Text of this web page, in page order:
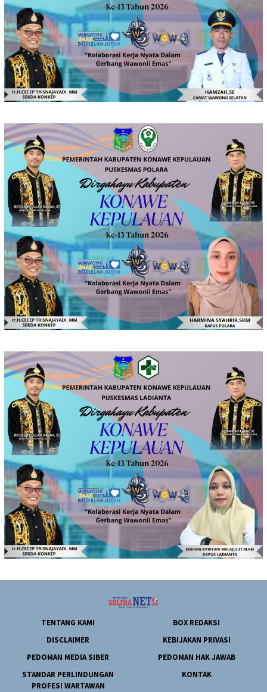
TENTANG KAMI
BOX REDAKSI
DISCLAIMER
KEBIJAKAN PRIVASI
PEDOMAN MEDIA SIBER
PEDOMAN HAK JAWAB
STANDAR PERLINDUNGAN
PROFESI WARTAWAN
KONTAK